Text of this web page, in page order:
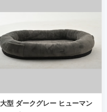
大型 ダークグレー ヒューマン